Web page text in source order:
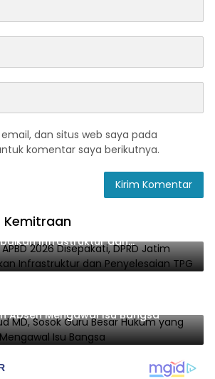
dan situs web saya pada
komentar saya berikutnya.
2026 Disepakati, DPRD Jatim
Infrastruktur dan
MD, Sosok Guru Besar Hukum
Absen Mengawal Isu Bangsa